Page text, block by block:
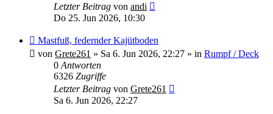
Letzter Beitrag von andi
Do 25. Jun 2026, 10:30
Neuer
Beitrag
Mastfuß, federnder Kajütboden
von Grete261 » Sa 6. Jun 2026, 22:27 » in Rumpf / Deck
0 Antworten
6326 Zugriffe
Letzter Beitrag von Grete261
Sa 6. Jun 2026, 22:27